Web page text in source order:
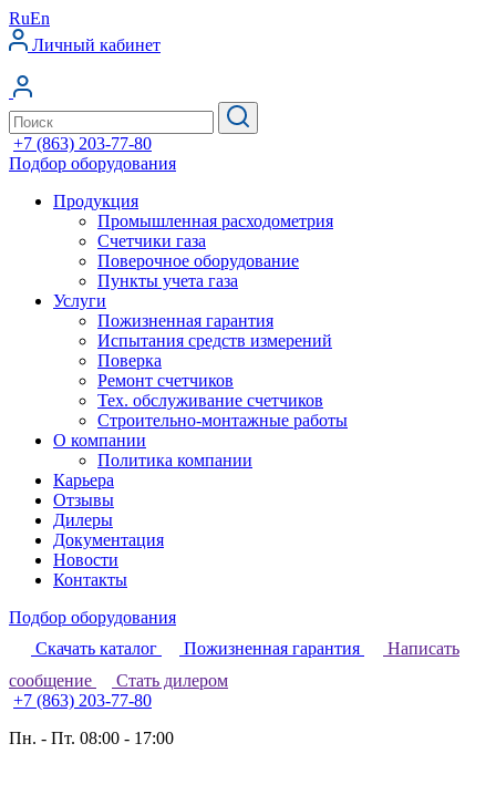
RuEn
Личный кабинет
+7 (863) 203-77-80
Подбор оборудования
Продукция
Промышленная расходометрия
Счетчики газа
Поверочное оборудование
Пункты учета газа
Услуги
Пожизненная гарантия
Испытания средств измерений
Поверка
Ремонт счетчиков
Тех. обслуживание счетчиков
Строительно-монтажные работы
О компании
Политика компании
Карьера
Отзывы
Дилеры
Документация
Новости
Контакты
Подбор оборудования
Скачать каталог
Пожизненная гарантия
Написать
сообщение
Стать дилером
+7 (863) 203-77-80
Пн. - Пт. 08:00 - 17:00